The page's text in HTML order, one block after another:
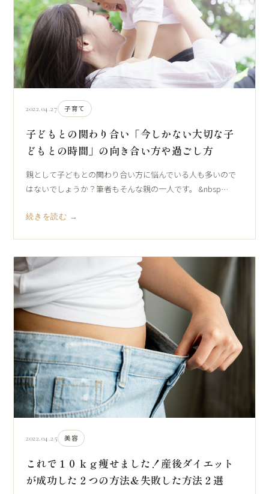
2022.04.27 子育て
子どもとの関わり合い「今しかない大切な子
どもとの時間」の向き合い方や過ごし方
親として子どもとの関わり合い方に悩んでいる人も多いので
はないでしょうか？筆者もそんな親の一人です。 &nbsp…
続きを読む →
2022.04.25 美容
これで１０ｋｇ痩せました！産後ダイエット
が成功した２つの方法＆失敗した方法２選